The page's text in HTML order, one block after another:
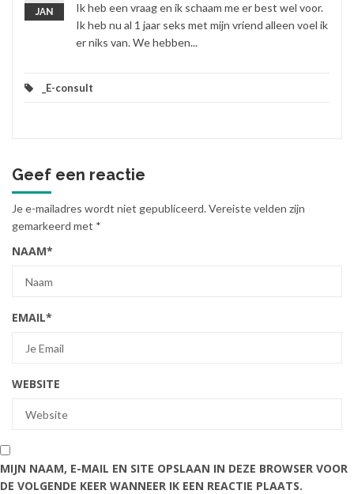
JAN
Ik heb een vraag en ik schaam me er best wel voor.
Ik heb nu al 1 jaar seks met mijn vriend alleen voel ik
er niks van. We hebben...
_E-consult
Geef een reactie
Je e-mailadres wordt niet gepubliceerd.Vereiste velden zijn
gemarkeerd met *
NAAM*
EMAIL*
WEBSITE
MIJN NAAM, E-MAIL EN SITE OPSLAAN IN DEZE BROWSER VOOR
DE VOLGENDE KEER WANNEER IK EEN REACTIE PLAATS.